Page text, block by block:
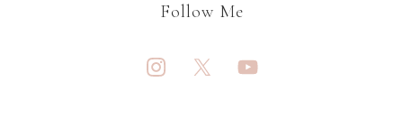
Follow Me